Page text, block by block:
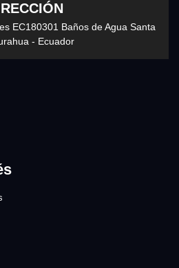
EC180301 Baños de Agua Santa
- Ecuador